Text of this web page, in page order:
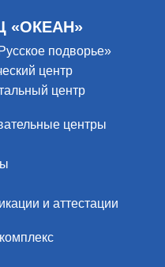
«ОКЕАН»
подворье»
центр
центр
центры
и аттестации